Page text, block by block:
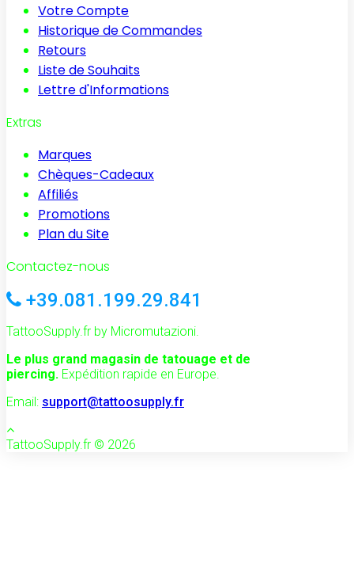
Votre Compte
Historique de Commandes
Retours
Liste de Souhaits
Lettre d'Informations
Extras
Marques
Chèques-Cadeaux
Affiliés
Promotions
Plan du Site
Contactez-nous
+39.081.199.29.841
TattooSupply.fr by Micromutazioni.
Le plus grand magasin de tatouage et de
piercing. Expédition rapide en Europe.
Email: support@tattoosupply.fr
TattooSupply.fr © 2026